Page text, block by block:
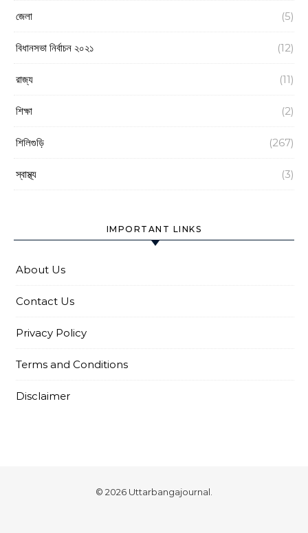
জেলা (5)
বিধানসভা নির্বাচন ২০২১ (12)
রাজ্য (11)
শিক্ষা (2)
শিলিগুড়ি (267)
স্বাস্থ্য (3)
IMPORTANT LINKS
About Us
Contact Us
Privacy Policy
Terms and Conditions
Disclaimer
© 2026 Uttarbangajournal.